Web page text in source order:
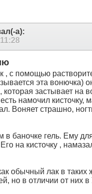
а):
11:28
, с помощью
эта вонючка)
застывает на
намочил кисточку,
Воняет страшно,
в баночке гель. Ему
на кисточку ,
обычный лак в таких
но в отличии от них